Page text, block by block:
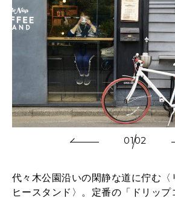
0102
代々木公園沿いの閑静な道に佇む〈
ヒースタンド〉。定番の「ドリッ